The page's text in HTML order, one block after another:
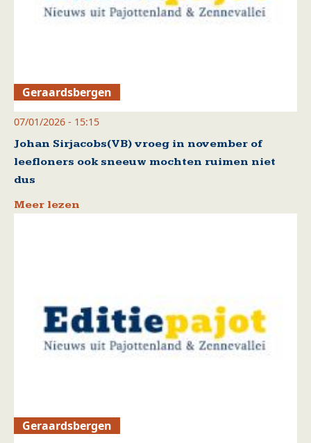
Geraardsbergen
07/01/2026 - 15:15
Johan Sirjacobs(VB) vroeg in november of
leefloners ook sneeuw mochten ruimen niet
dus
Meer lezen
Geraardsbergen